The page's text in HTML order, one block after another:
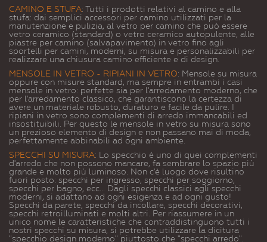
CAMINO E STUFA: Tutti i prodotti relativi al camino e alla
stufa: dai semplici accessori per camino utilizzati per la
manutenzione e pulizia, al vetro per camino che può essere
vetro ceramico (standard) o vetro ceramico autopulente, alle
piastre per camino (salvapavimento) in vetro fino agli
sportelli per camini, moderni, su misura e personalizzabili per
realizzare una chiusura camino efficiente e di design.
MENSOLE IN VETRO - RIPIANI IN VETRO: Mensole su misura
oppure con misure standard, ma sempre in entrambi i casi
mensole in vetro: perfette sia per l'arredamento moderno, che
per l'arredamento classico, che garantiscono la certezza di
avere un materiale robusto, duraturo e facile da pulire. I
ripiani in vetro sono complementi di arredo immancabili ed
insostituibili. Per questo le mensole in vetro su misura sono
un prezioso elemento di design e non passano mai di moda,
perfettamente abbinabili ad ogni ambiente.
SPECCHI SU MISURA: Lo specchio è uno di quei complementi
d'arredo che non possono mancare, fa sembrare lo spazio più
grande e molto più luminoso. Non c'è luogo dove risultino
fuori posto: specchi per ingresso, specchi per soggiorno,
specchi per bagno, ecc... Dagli specchi classici agli specchi
moderni, si adattano ad ogni esigenza e ad ogni gusto!
Specchi da parete, specchi da incollare, specchi decorativi,
specchi retroilluminati e molti altri. Per riassumere in un
unico nome le caratteristiche che contraddistinguono tutti i
nostri specchi su misura, si potrebbe utilizzare la dicitura
"specchio design moderno" piuttosto che "specchi arredo".